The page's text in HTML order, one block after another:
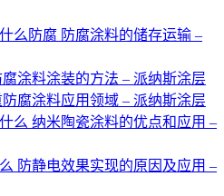
么防腐 防腐涂料的储存运输 –
涂料涂装的方法 – 派纳斯涂层
腐涂料应用领域 – 派纳斯涂层
么 纳米陶瓷涂料的优点和应用 –
防静电效果实现的原因及应用 –